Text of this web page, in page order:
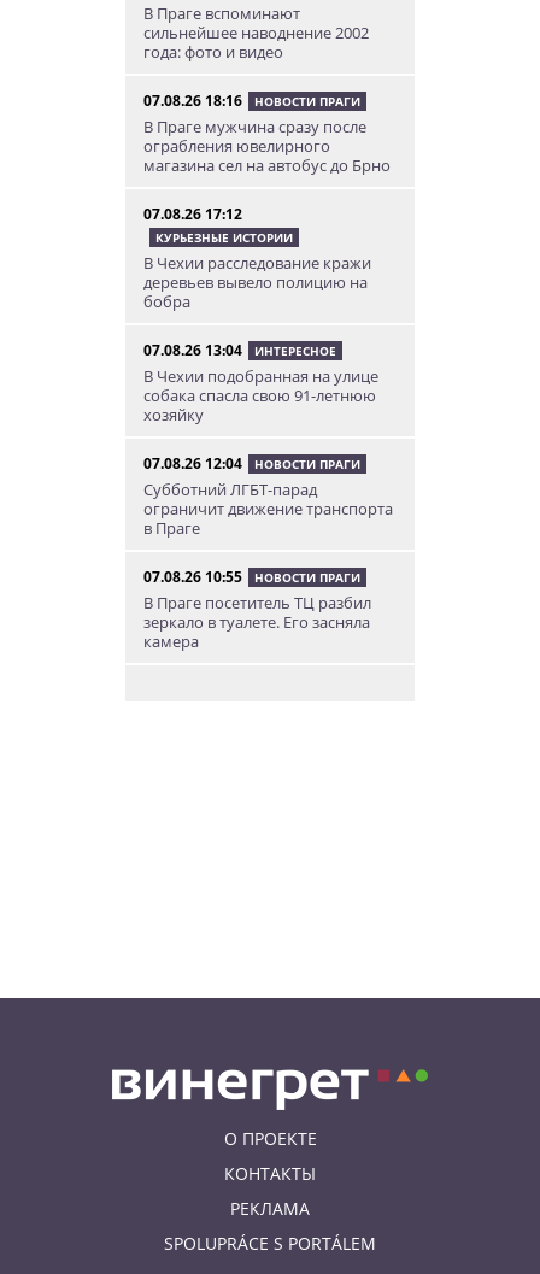
В Праге вспоминают
сильнейшее наводнение 2002
года: фото и видео
07.08.26 18:16 НОВОСТИ ПРАГИ
В Праге мужчина сразу после
ограбления ювелирного
магазина сел на автобус до Брно
07.08.26 17:12
КУРЬЕЗНЫЕ ИСТОРИИ
В Чехии расследование кражи
деревьев вывело полицию на
бобра
07.08.26 13:04 ИНТЕРЕСНОЕ
В Чехии подобранная на улице
собака спасла свою 91-летнюю
хозяйку
07.08.26 12:04 НОВОСТИ ПРАГИ
Субботний ЛГБТ-парад
ограничит движение транспорта
в Праге
07.08.26 10:55 НОВОСТИ ПРАГИ
В Праге посетитель ТЦ разбил
зеркало в туалете. Его засняла
камера
О ПРОЕКТЕ
КОНТАКТЫ
РЕКЛАМА
SPOLUPRÁCE S PORTÁLEM